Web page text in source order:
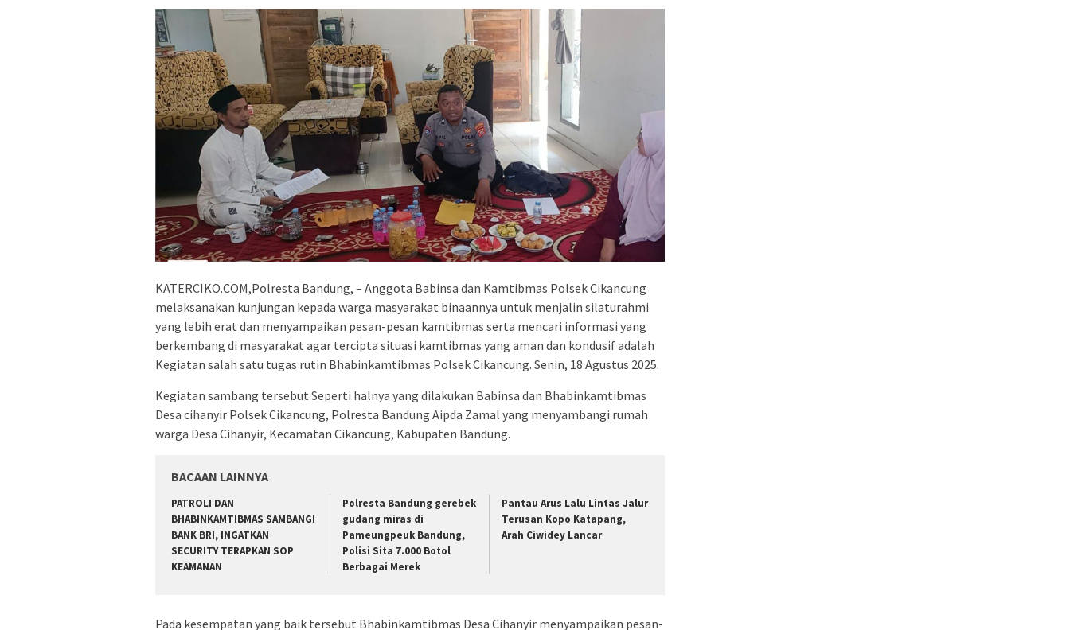
KATERCIKO.COM,Polresta Bandung, – Anggota Babinsa dan Kamtibmas Polsek Cikancung
melaksanakan kunjungan kepada warga masyarakat binaannya untuk menjalin silaturahmi
yang lebih erat dan menyampaikan pesan-pesan kamtibmas serta mencari informasi yang
berkembang di masyarakat agar tercipta situasi kamtibmas yang aman dan kondusif adalah
Kegiatan salah satu tugas rutin Bhabinkamtibmas Polsek Cikancung. Senin, 18 Agustus 2025.
Kegiatan sambang tersebut Seperti halnya yang dilakukan Babinsa dan Bhabinkamtibmas
Desa cihanyir Polsek Cikancung, Polresta Bandung Aipda Zamal yang menyambangi rumah
warga Desa Cihanyir, Kecamatan Cikancung, Kabupaten Bandung.
BACAAN LAINNYA
‎PATROLI DAN
BHABINKAMTIBMAS SAMBANGI
BANK BRI, INGATKAN
SECURITY TERAPKAN SOP
KEAMANAN
Polresta Bandung gerebek
gudang miras di
Pameungpeuk Bandung,
Polisi Sita 7.000 Botol
Berbagai Merek
Pantau Arus Lalu Lintas Jalur
Terusan Kopo Katapang,
Arah Ciwidey Lancar
Pada kesempatan yang baik tersebut Bhabinkamtibmas Desa Cihanyir menyampaikan pesan-